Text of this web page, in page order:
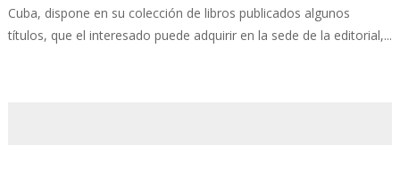
Cuba, dispone en su colección de libros publicados algunos
títulos, que el interesado puede adquirir en la sede de la editorial,...